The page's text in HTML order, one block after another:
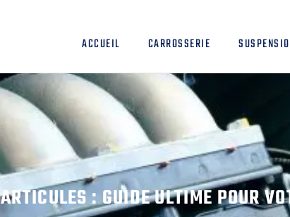
ACCUEIL CARROSSERIE
: GUIDE ULTIME POUR